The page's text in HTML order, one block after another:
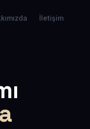
İletişim